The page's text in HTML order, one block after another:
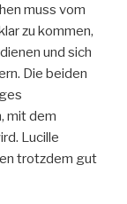
muss vom
zu kommen,
und sich
Die beiden
mit dem
Lucille
trotzdem gut